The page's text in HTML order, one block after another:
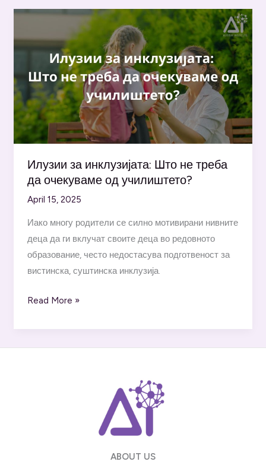
потоа
Размислувања
инклузивното
образование
пред
почеток
на
година
Илузии за инклузијата: Што не треба
да очекуваме од училиштето?
April 15, 2025
Иако многу родители се силно мотивирани нивните
деца да ги вклучат своите деца во редовното
образование, често недостасува подготвеност за
вистинска, суштинска инклузија.
Илузии
инклузијата:
Што
Read More »
ABOUT US